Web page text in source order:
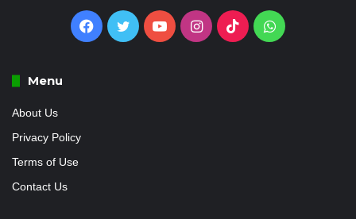
Facebook
Twitter YouTubeInstagram
TikTokWhatsApp
Menu
About Us
Privacy Policy
Terms of Use
Contact Us